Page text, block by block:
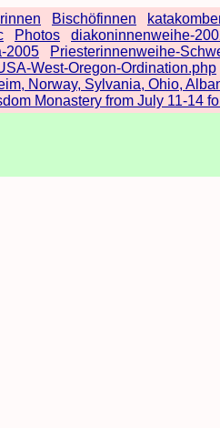
Bischöfinnen
Photos diakoninnenweihe-
2005 Priesterinnenweihe-
West-Oregon-Ordination.php
Norway, Sylvania, Ohio,
Monastery from July 11-14